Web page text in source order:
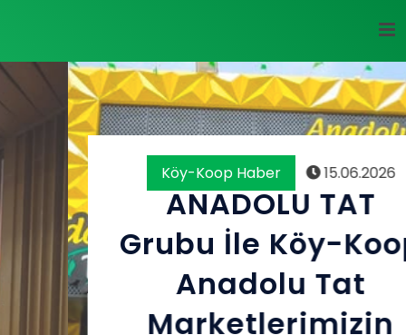
Köy-Koop Haber 15.06.2026
ANADOLU TAT
Grubu İle Köy-Koop
Anadolu Tat
Marketlerimizin